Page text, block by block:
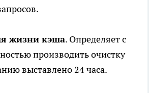
жизни кэша. Определяет с
производить очистку
выставлено 24 часа.